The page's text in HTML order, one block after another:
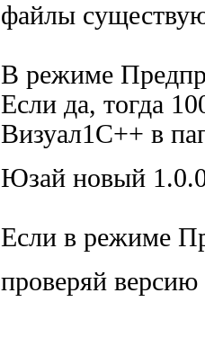
файлы
В режиме
Если да, тогда
Визуал1С++ в
Юзай новый
Если в режиме
проверяй